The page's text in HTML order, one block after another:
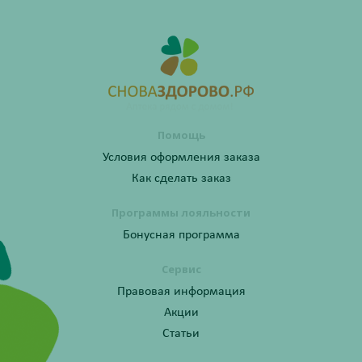
Помощь
Условия оформления заказа
Как сделать заказ
Программы лояльности
Бонусная программа
Сервис
Правовая информация
Акции
Статьи